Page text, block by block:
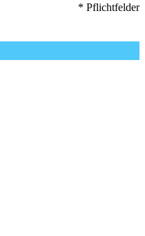
* Pflichtfelder